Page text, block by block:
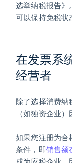
选举纳税报告》
可以保持免税状
在发票系
经营者
除了选择消费纳
（如独资企业
如果您注册为合
条件，即销售额